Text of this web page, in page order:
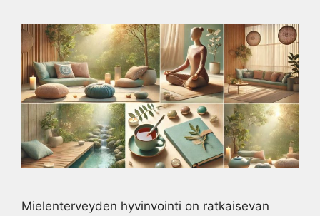
Mielenterveyden hyvinvointi on ratkaisevan